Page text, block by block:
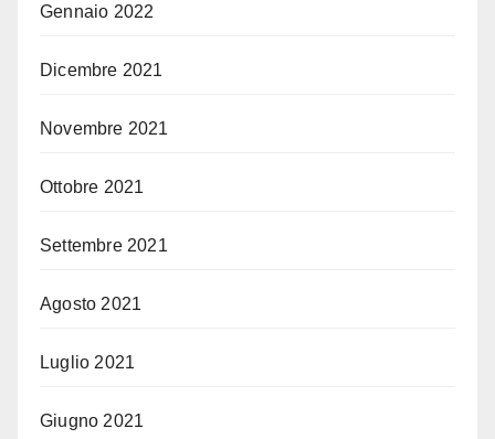
Gennaio 2022
Dicembre 2021
Novembre 2021
Ottobre 2021
Settembre 2021
Agosto 2021
Luglio 2021
Giugno 2021